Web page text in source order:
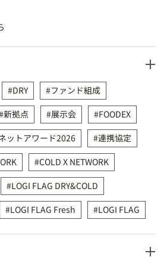
DRY
ファンド組成
新拠点 展示会
FOODEX
ットアワード2026
連携協定
COLD X NETWORK
LOGI FLAG DRY&COLD
LOGI FLAG Fresh LOGI FLAG